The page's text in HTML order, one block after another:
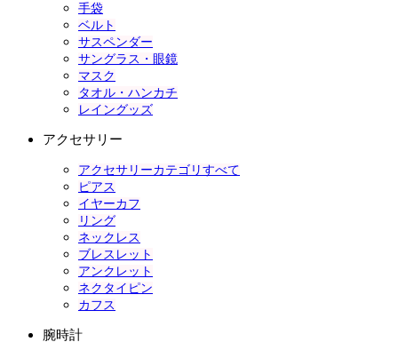
手袋
ベルト
サスペンダー
サングラス・眼鏡
マスク
タオル・ハンカチ
レイングッズ
アクセサリー
アクセサリーカテゴリすべて
ピアス
イヤーカフ
リング
ネックレス
ブレスレット
アンクレット
ネクタイピン
カフス
腕時計